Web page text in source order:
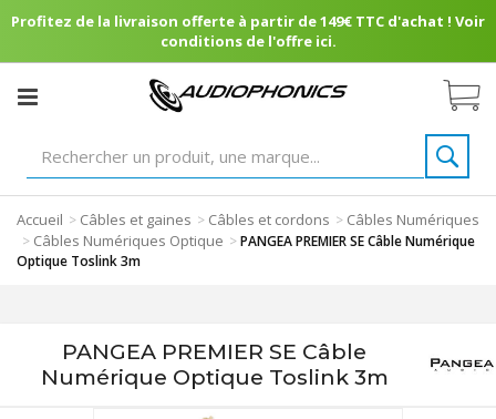
Profitez de la livraison offerte à partir de 149€ TTC d'achat ! Voir
conditions de l'offre ici.
Accueil > Câbles et gaines > Câbles et cordons > Câbles Numériques
> Câbles Numériques Optique >PANGEA PREMIER SE Câble Numérique
Optique Toslink 3m
PANGEA PREMIER SE Câble
Numérique Optique Toslink 3m